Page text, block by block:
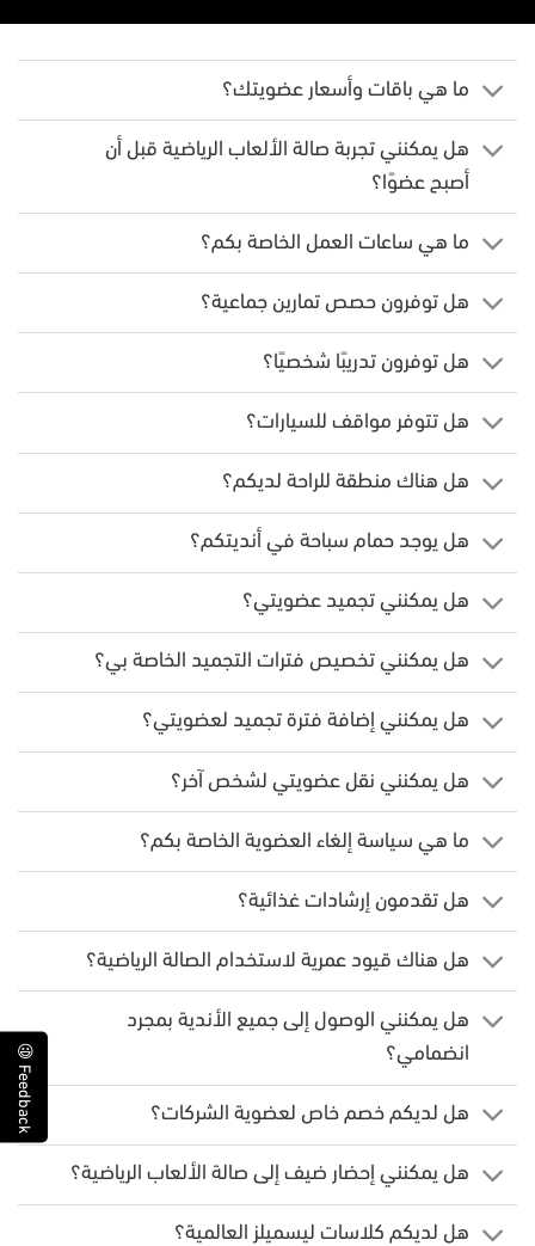
ما هي باقات وأسعار عضويتك؟
هل يمكنني تجربة صالة الألعاب الرياضية قبل أن
أصبح عضوًا؟
ما هي ساعات العمل الخاصة بكم؟
هل توفرون حصص تمارين جماعية؟
هل توفرون تدريبًا شخصيًا؟
هل تتوفر مواقف للسيارات؟
هل هناك منطقة للراحة لديكم؟
هل يوجد حمام سباحة في أنديتكم؟
هل يمكنني تجميد عضويتي؟
هل يمكنني تخصيص فترات التجميد الخاصة بي؟
هل يمكنني إضافة فترة تجميد لعضويتي؟
هل يمكنني نقل عضويتي لشخص آخر؟
ما هي سياسة إلغاء العضوية الخاصة بكم؟
هل تقدمون إرشادات غذائية؟
هل هناك قيود عمرية لاستخدام الصالة الرياضية؟
هل يمكنني الوصول إلى جميع الأندية بمجرد
انضمامي؟
هل لديكم خصم خاص لعضوية الشركات؟
هل يمكنني إحضار ضيف إلى صالة الألعاب الرياضية؟
هل لديكم كلاسات ليسميلز العالمية؟
F
e
e
d
b
a
c
k
😃